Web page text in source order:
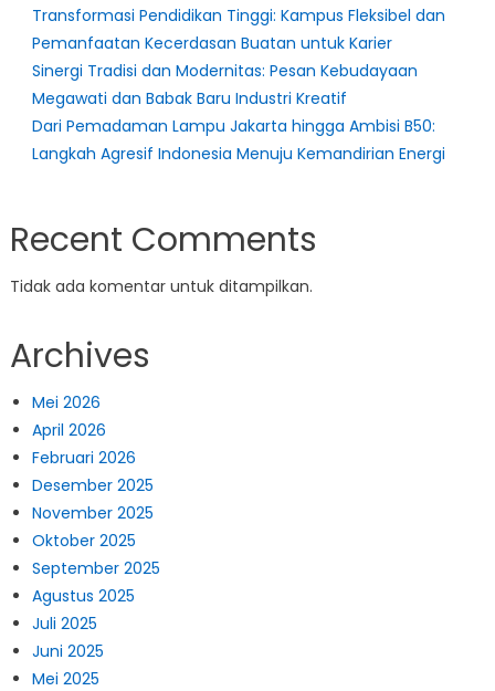
Transformasi Pendidikan Tinggi: Kampus Fleksibel dan
Pemanfaatan Kecerdasan Buatan untuk Karier
Sinergi Tradisi dan Modernitas: Pesan Kebudayaan
Megawati dan Babak Baru Industri Kreatif
Dari Pemadaman Lampu Jakarta hingga Ambisi B50:
Langkah Agresif Indonesia Menuju Kemandirian Energi
Recent Comments
Tidak ada komentar untuk ditampilkan.
Archives
Mei 2026
April 2026
Februari 2026
Desember 2025
November 2025
Oktober 2025
September 2025
Agustus 2025
Juli 2025
Juni 2025
Mei 2025